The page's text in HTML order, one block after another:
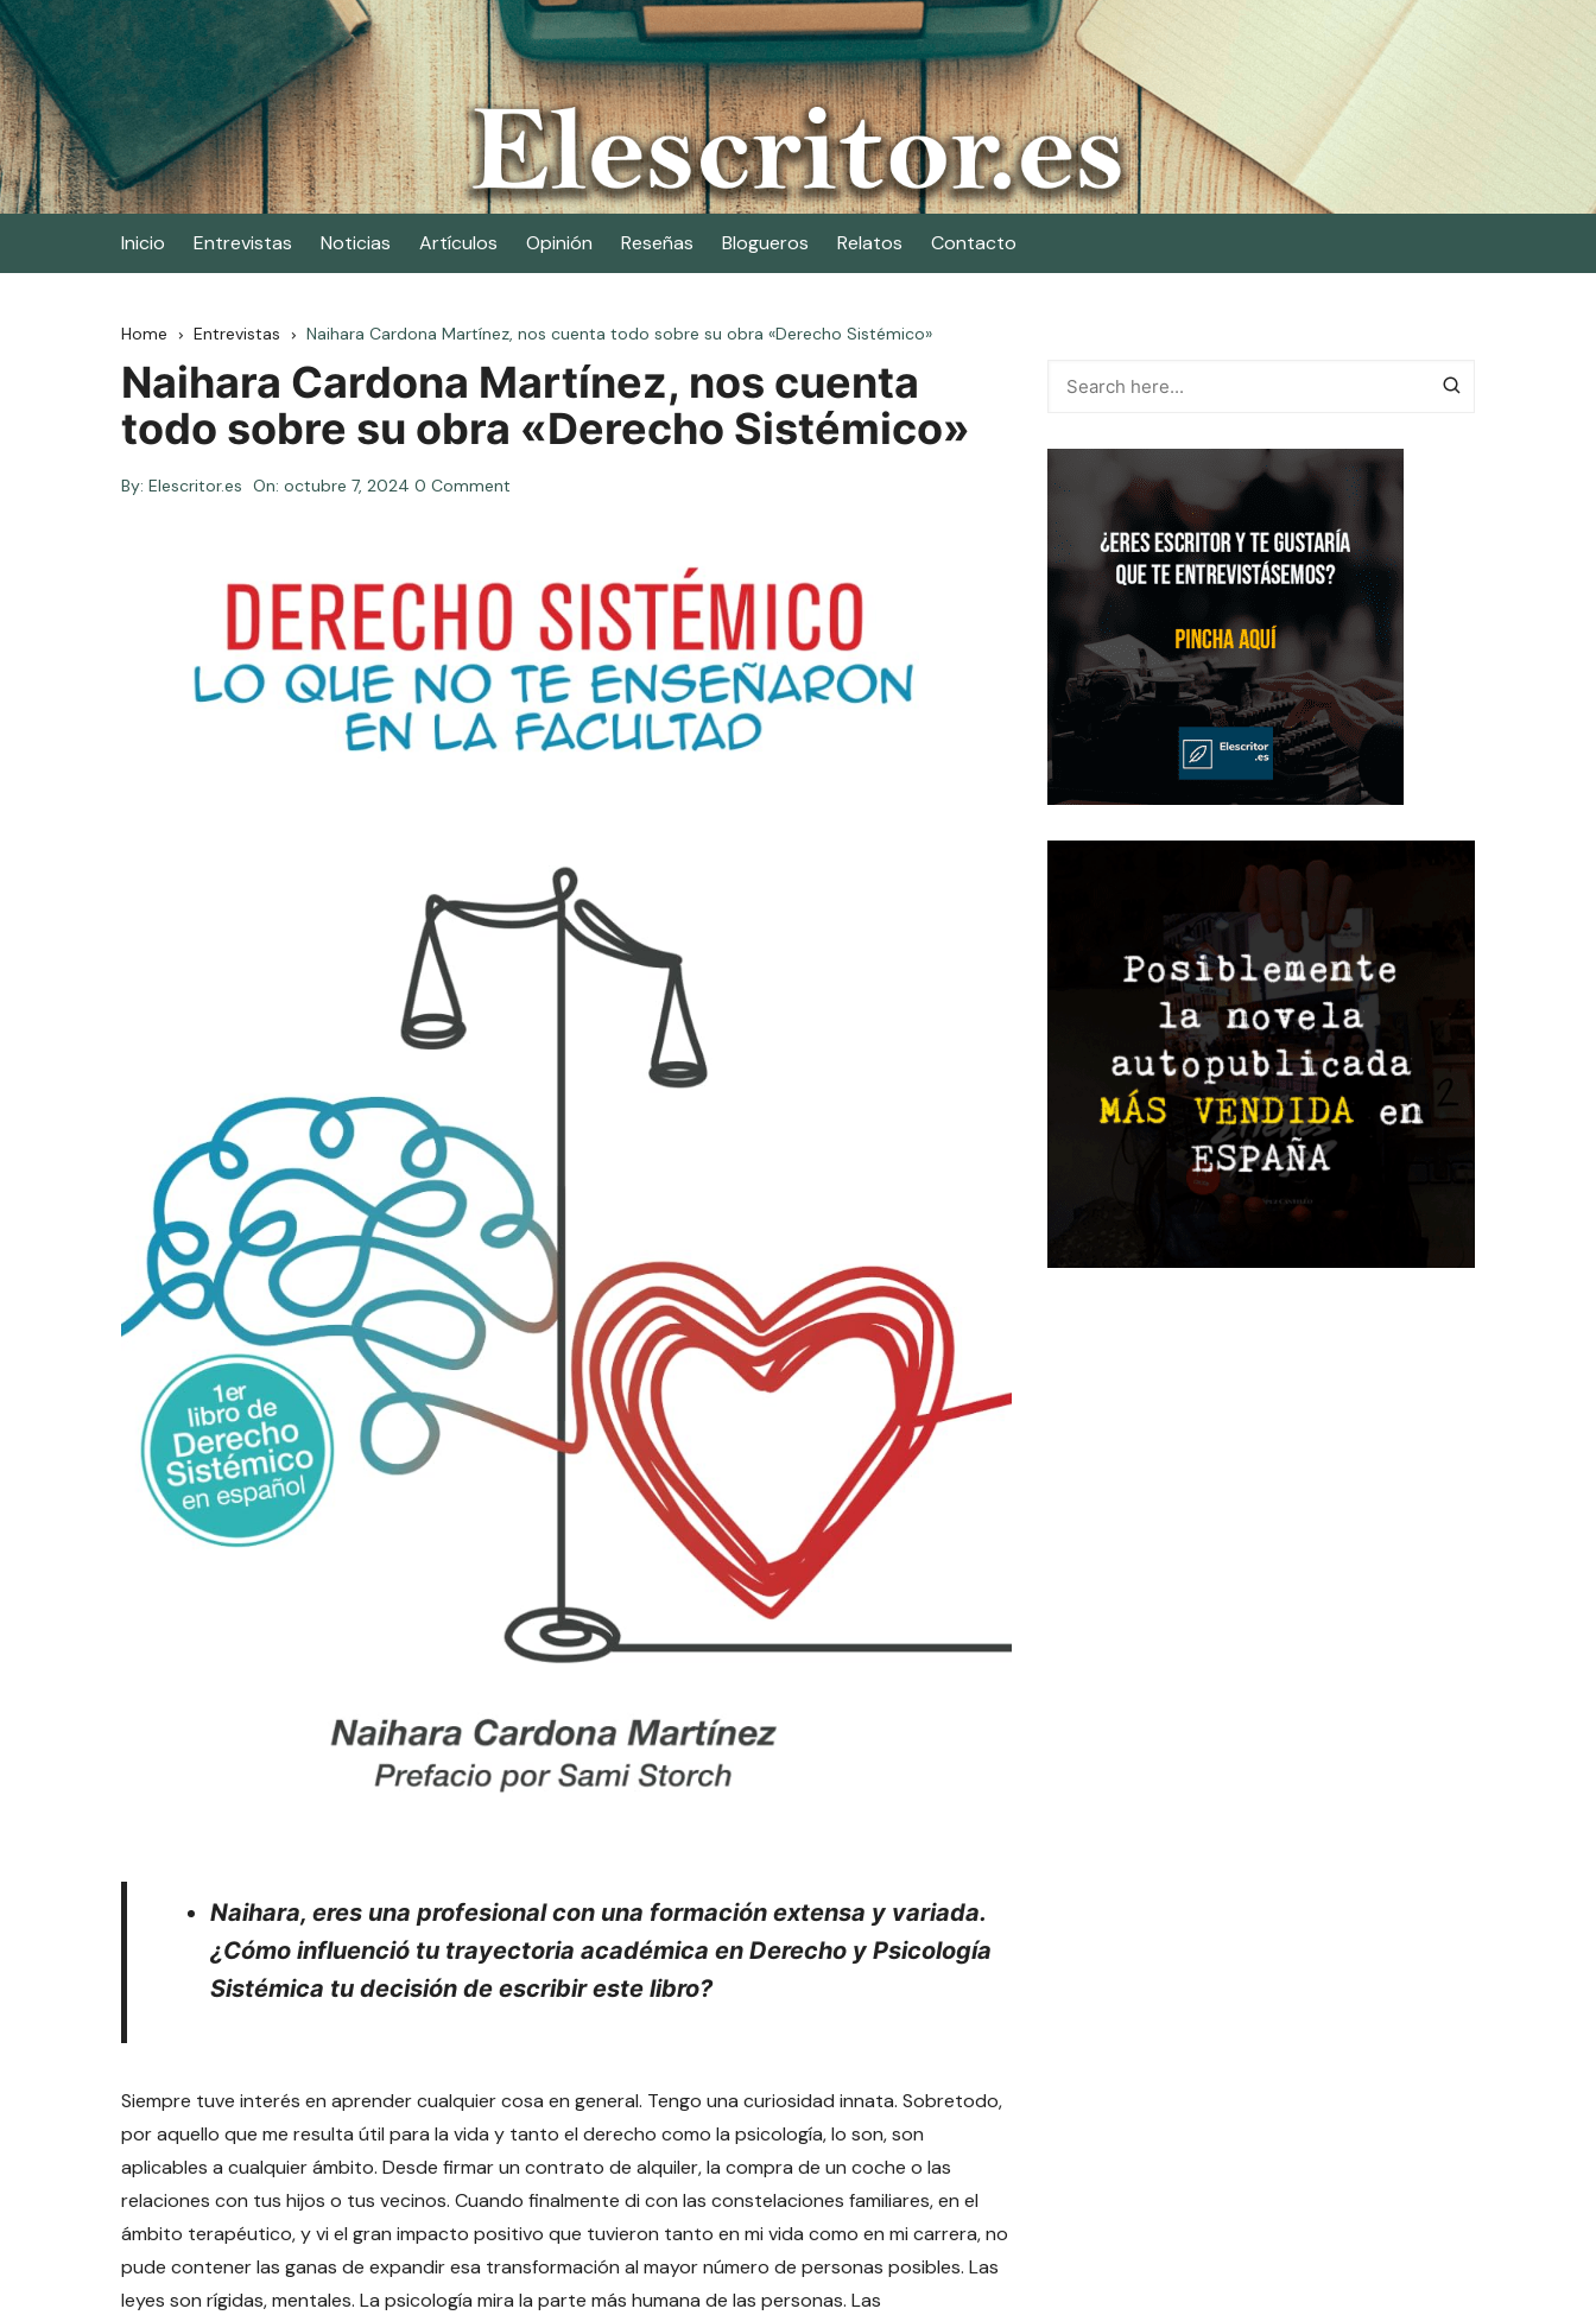
Skip
to
content
Elescritor.es
El periódico digital de los escritores
Inicio Entrevistas Noticias Artículos Opinión Reseñas Blogueros Relatos Contacto
Home Entrevistas Naihara Cardona Martínez, nos cuenta todo sobre su obra «Derecho Sistémico»
Naihara Cardona Martínez, nos cuenta
todo sobre su obra «Derecho Sistémico»
By: Elescritor.es On: octubre 7, 2024 0 Comment
Naihara, eres una profesional con una formación extensa y variada.
¿Cómo influenció tu trayectoria académica en Derecho y Psicología
Sistémica tu decisión de escribir este libro?
Siempre tuve interés en aprender cualquier cosa en general. Tengo una curiosidad innata. Sobretodo,
por aquello que me resulta útil para la vida y tanto el derecho como la psicología, lo son, son
aplicables a cualquier ámbito. Desde firmar un contrato de alquiler, la compra de un coche o las
relaciones con tus hijos o tus vecinos. Cuando finalmente di con las constelaciones familiares, en el
ámbito terapéutico, y vi el gran impacto positivo que tuvieron tanto en mi vida como en mi carrera, no
pude contener las ganas de expandir esa transformación al mayor número de personas posibles. Las
leyes son rígidas, mentales. La psicología mira la parte más humana de las personas. Las